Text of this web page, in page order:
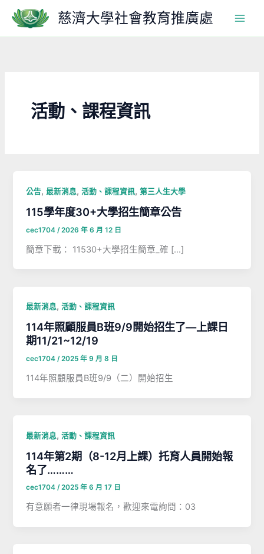
主
慈濟大學社會教育推廣處
活動、課程資訊
公告,最新消息,活動、課程資訊,第三人生大學
115學年度30+大學招生簡章公告
cec1704 /2026 年 6 月 12 日
簡章下載： 11530+大學招生簡章_確 […]
最新消息,活動、課程資訊
114年照顧服員B班9/9開始招生了—上課日
期11/21~12/19
cec1704/2025 年 9 月 8 日
114年照顧服員B班9/9（二）開始招生
最新消息,活動、課程資訊
114年第2期（8-12月上課）托育人員開始報
名了………
cec1704/2025 年 6 月 17 日
有意願者一律現場報名，歡迎來電詢問：03